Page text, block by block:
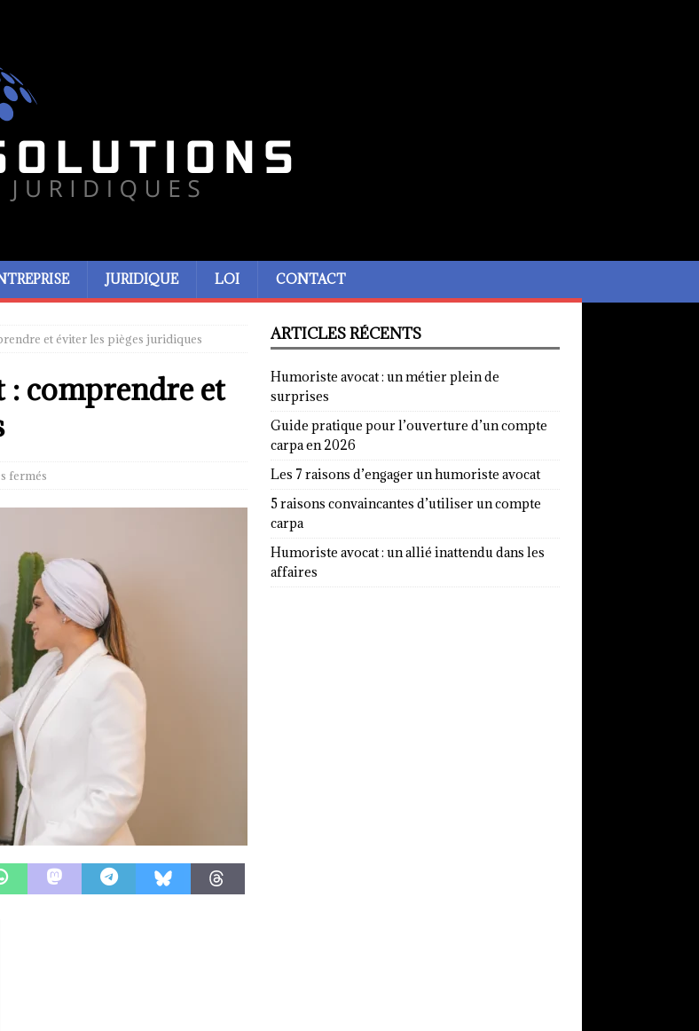
JURIDIQUE LOI CONTACT
et éviter les pièges juridiques
: comprendre et
fermés
ARTICLES RÉCENTS
Humoriste avocat : un métier plein de
surprises
Guide pratique pour l’ouverture d’un compte
carpa en 2026
Les 7 raisons d’engager un humoriste avocat
5 raisons convaincantes d’utiliser un compte
carpa
Humoriste avocat : un allié inattendu dans les
affaires